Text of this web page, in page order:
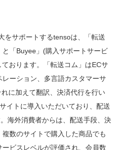
をサポートするtensoは、「転送
「Buyee」(購入サポートサービ
おります。「転送コム」はECサ
ーション、多言語カスタマーサ
に加えて翻訳、決済代行を行い
イトに導入いただいており、配送
海外消費者からは、配送手段、決
数のサイトで購入した商品でも
ビスレベルが評価され、会員数